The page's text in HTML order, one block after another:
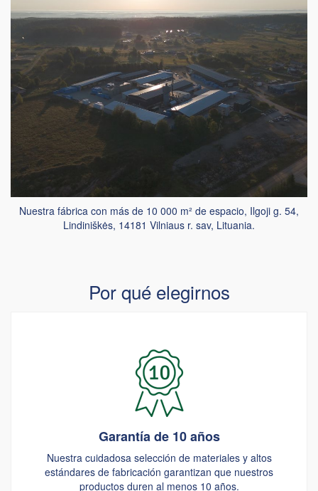
Nuestra fábrica con más de 10 000 m² de espacio, Ilgoji g. 54,
Lindiniškės, 14181 Vilniaus r. sav, Lituania.
Por qué elegirnos
Garantía de 10 años
Nuestra cuidadosa selección de materiales y altos
estándares de fabricación garantizan que nuestros
productos duren al menos 10 años.